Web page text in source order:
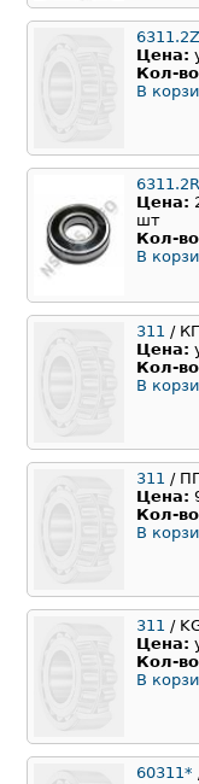
Цена:
Кол-
В
Цена:
шт
Кол-
В
311 /
Цена:
Кол-
В
311 /
Цена:
Кол-
В
311 /
Цена:
Кол-
В
60311*